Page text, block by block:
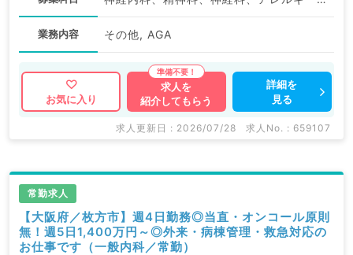
業務内容 その他, AGA
お気に入り
求人を
紹介してもらう
詳細を
見る
求人更新日 : 2026/07/28 求人No. : 659107
常勤求人
【大阪府／枚方市】週4日勤務◎当直・オンコール原則
無！週5日1,400万円～◎外来・病棟管理・救急対応の
お仕事です（一般内科／常勤）